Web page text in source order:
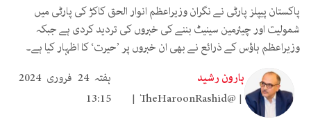
پاکستان پیپلز پارٹی نے نگران وزیراعظم انوار الحق کاکڑ کی پارٹی میں
شمولیت اور چیئرمین سینیٹ بننے کی خبروں کی تردید کردی ہے جبکہ
وزیراعظم ہاؤس کے ذرائع نے بھی ان خبروں پر ’حیرت‘ کا اظہار کیا ہے۔
ہارون رشید
TheHaroonRashid@
ہفتہ 24 فروری 2024
13:15